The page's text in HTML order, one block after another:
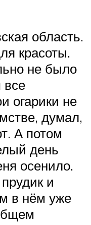
область.
красоты.
не было
все
огарики не
думал,
А потом
день
осенило.
и
в нём уже